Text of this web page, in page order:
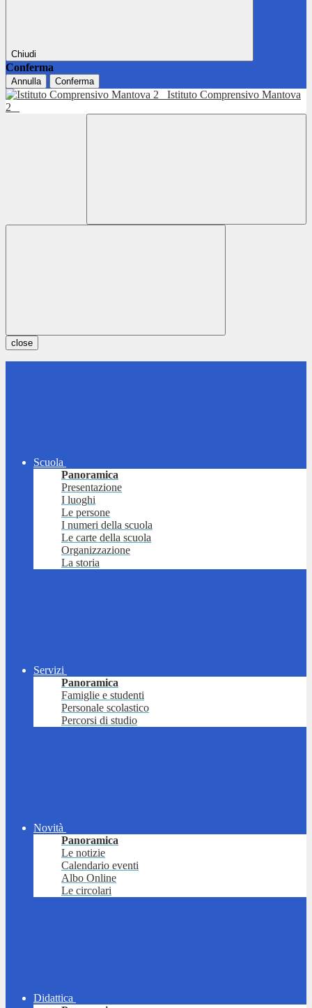
Chiudi
Conferma
Annulla Conferma
Istituto Comprensivo Mantova
2
close
Scuola
Panoramica
Presentazione
I luoghi
Le persone
I numeri della scuola
Le carte della scuola
Organizzazione
La storia
Servizi
Panoramica
Famiglie e studenti
Personale scolastico
Percorsi di studio
Novità
Panoramica
Le notizie
Calendario eventi
Albo Online
Le circolari
Didattica